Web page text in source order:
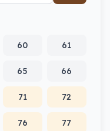
60 61
65 66
71 72
76 77